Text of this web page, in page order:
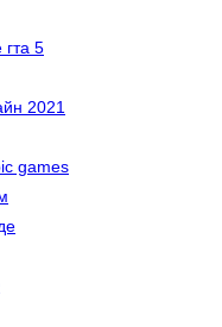
5
2021
games